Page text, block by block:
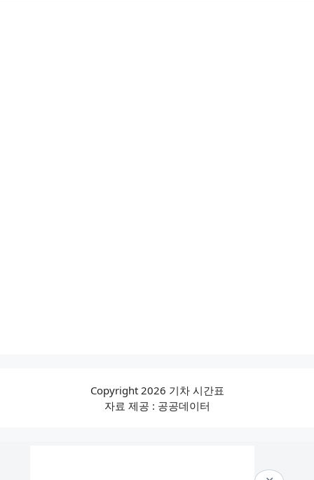
Copyright 2026 기차 시간표
자료 제공 : 공공데이터